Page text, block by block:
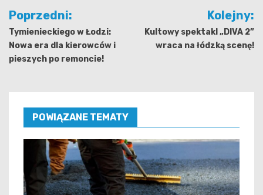
Nawigacja
wpisu
Poprzedni:
Tymienieckiego w Łodzi:
Nowa era dla kierowców i
pieszych po remoncie!
Kolejny:
Kultowy spektakl „DIVA 2”
wraca na łódzką scenę!
POWIĄZANE TEMATY